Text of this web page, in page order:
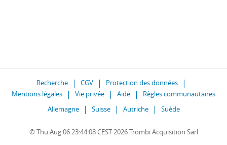
Recherche CGV
Protection des données
Mentions légales
Vie privée Aide
Règles communautaires
Allemagne
Suisse Autriche Suède
© Thu Aug 06 23:44:08 CEST 2026 Trombi Acquisition Sarl